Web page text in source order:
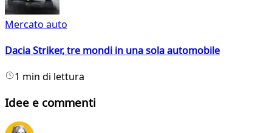
Mercato auto
Dacia Striker, tre mondi in una sola automobile
1 min di lettura
Idee e commenti